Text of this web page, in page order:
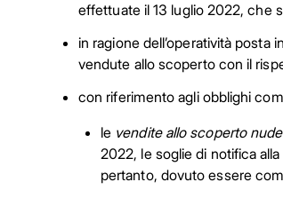
effettuate il 13 luglio 2022, che
in ragione dell’operatività posta
vendute allo scoperto con il
con riferimento agli obblighi
le vendite allo scoperto nude
2022, le soglie di notifica
pertanto, dovuto essere